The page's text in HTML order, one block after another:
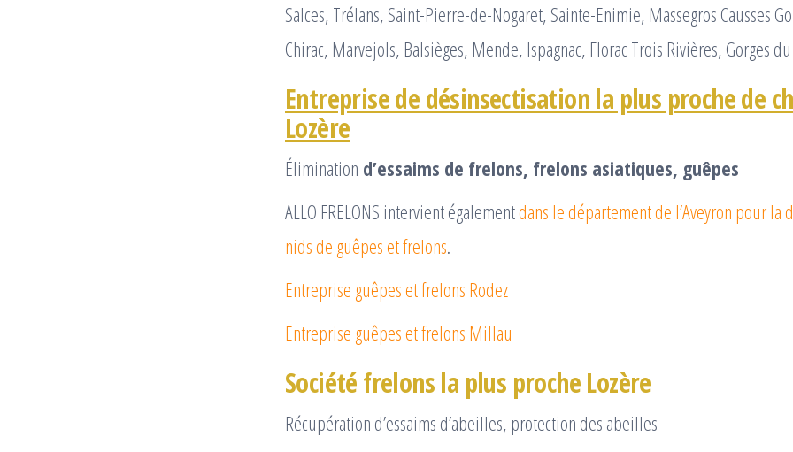
Salces, Trélans, Saint-Pierre-de-Nogaret, Sainte-Enimie, Massegros Causses
Chirac, Marvejols, Balsièges, Mende, Ispagnac, Florac Trois Rivières, Gorges du
Entreprise de désinsectisation la plus proche de
Lozère
Élimination d’essaims de frelons, frelons asiatiques, guêpes
ALLO FRELONS intervient égalementdans le département de l’Aveyron pour la
nids de guêpes et frelons.
Entreprise guêpes et frelons Rodez
Entreprise guêpes et frelons Millau
Société frelons la plus proche Lozère
Récupération d’essaims d’abeilles, protection des abeilles